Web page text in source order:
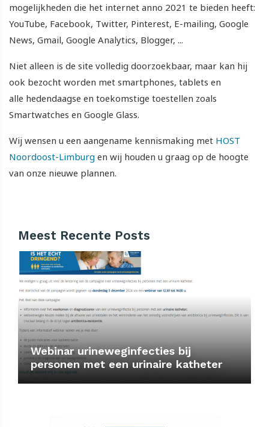
mogelijkheden die het internet anno 2021 te bieden heeft:
YouTube, Facebook, Twitter, Pinterest, E-mailing, Google
News, Gmail, Google Analytics, Blogger, ...
Niet alleen is de site volledig doorzoekbaar, maar kan hij
ook bezocht worden met smartphones, tablets en
alle hedendaagse en toekomstige toestellen zoals
Smartwatches en Google Glass.
Wij wensen u een aangename kennismaking met HOST
Noordoost-Limburg en wij houden u graag op de hoogte
van onze nieuwe plannen.
Meest Recente Posts
Webinar urineweginfecties bij
personen met een urinaire katheter